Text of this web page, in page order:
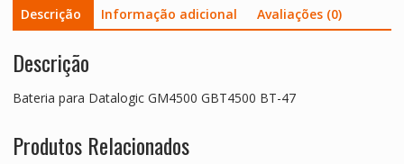
Descrição Informação adicional Avaliações (0)
Descrição
Bateria para Datalogic GM4500 GBT4500 BT-47
Produtos Relacionados